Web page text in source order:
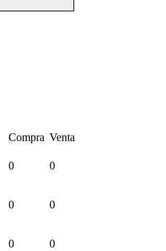
Compra Venta
0 0
0 0
0 0